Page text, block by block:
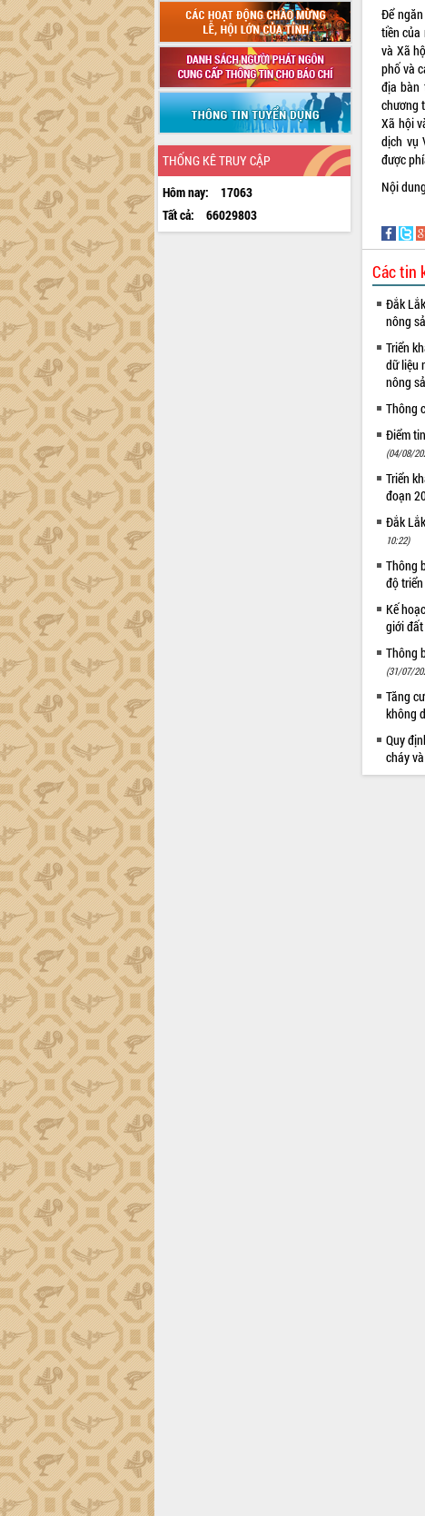
THỐNG KÊ TRUY CẬP
Hôm nay:
17063
Tất cả:
66029803
Để
tiền của
và Xã
phố và
địa bàn
chương
Xã hội
dịch vụ
được
Nội
Các tin
Đắk
nông
Triển
dữ liệu
nông
Thông
Điểm
(04/08/
Triển
đoạn
Đắk
10:22)
Thông
độ
Kế
giới
Thông
(31/07/
Tăng
không
Quy
cháy